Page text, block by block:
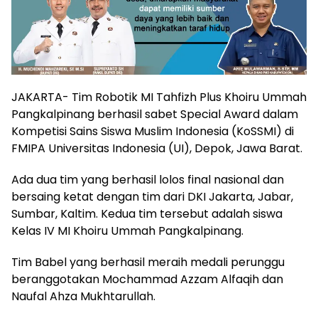
JAKARTA- Tim Robotik MI Tahfizh Plus Khoiru Ummah
Pangkalpinang berhasil sabet Special Award dalam
Kompetisi Sains Siswa Muslim Indonesia (KoSSMI) di
FMIPA Universitas Indonesia (UI), Depok, Jawa Barat.
Ada dua tim yang berhasil lolos final nasional dan
bersaing ketat dengan tim dari DKI Jakarta, Jabar,
Sumbar, Kaltim. Kedua tim tersebut adalah siswa
Kelas IV MI Khoiru Ummah Pangkalpinang.
Tim Babel yang berhasil meraih medali perunggu
beranggotakan Mochammad Azzam Alfaqih dan
Naufal Ahza Mukhtarullah.